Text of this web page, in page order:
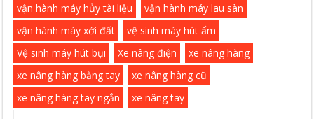
vận hành máy hủy tài liệu
vận hành máy lau sàn
vận hành máy xới đất
vệ sinh máy hút ẩm
Vệ sinh máy hút bụi
Xe nâng điện
xe nâng hàng
xe nâng hàng bằng tay
xe nâng hàng cũ
xe nâng hàng tay ngắn
xe nâng tay